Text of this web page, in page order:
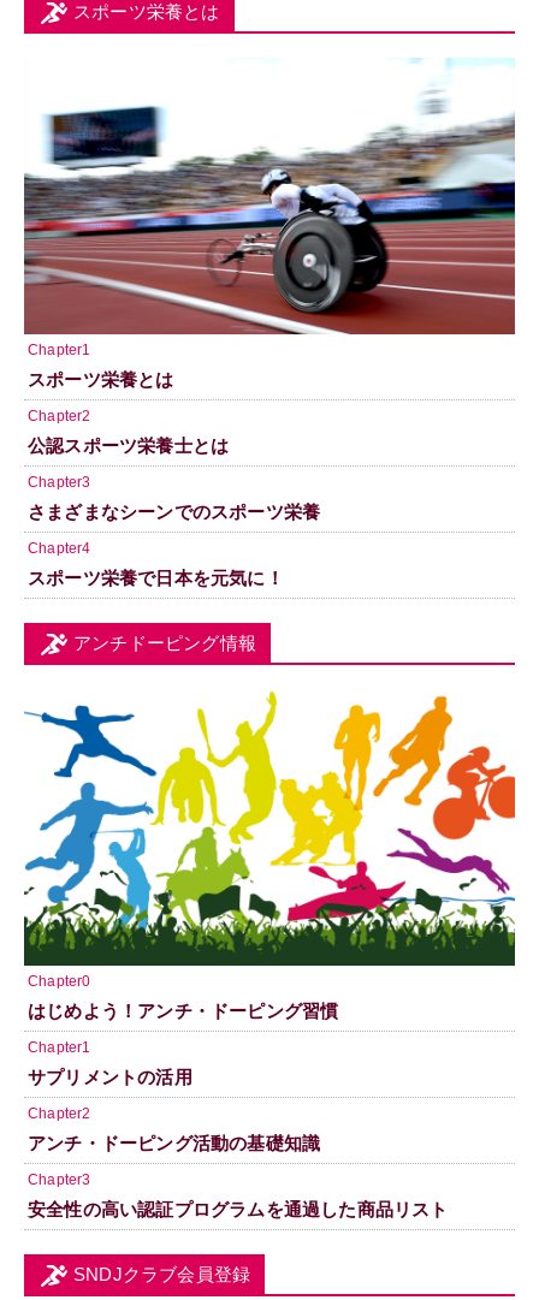
スポーツ栄養とは
Chapter1
スポーツ栄養とは
Chapter2
公認スポーツ栄養士とは
Chapter3
さまざまなシーンでのスポーツ栄養
Chapter4
スポーツ栄養で日本を元気に！
アンチドーピング情報
Chapter0
はじめよう！アンチ・ドーピング習慣
Chapter1
サプリメントの活用
Chapter2
アンチ・ドーピング活動の基礎知識
Chapter3
安全性の高い認証プログラムを通過した商品リスト
SNDJクラブ会員登録